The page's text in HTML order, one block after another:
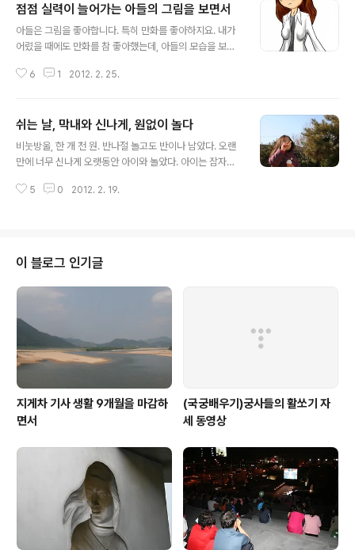
점점 실력이 늘어가는 아들의 그림을 보면서
아들은 그림을 좋아합니다. 특히 만화를 좋아하지요. 내가
어렸을 때에도 만화를 참 좋아했는데, 아들의 모습을 보면
학교 5학년 때 '어깨동무'나 '새친구' 또는 만화방의 단행본
금지시켰지요. 공부를 더 열심히 하라는 거였지요. 내가 너
무 순종적인 성격을 지녀서 그런지 좋아하는 것을 포기하
고 말았답니다. 그래서일까요. 나는 아버지처럼 하기 싫은
좋아하게 되었습니다. 물론 초등학교 때에도 방과후 학교
6 1 2012. 2. 25.
쉬는 날, 막내와 신나게, 원없이 놀다
비눗방울, 한 개 천 원. 반나절 놀고도 반이나 남았다. 오랜
만에 너무 신나게 오랫동안 아이와 놀았다. 아이는 잠자리
빠, 나, 아빠한테 비밀 이야기할 게 있는데, 뭐냐면, 나, 아빠
눗방울 속에는 무엇이 있을까 여섯 살 여자애가 후후 불어
낸 저 비눗방울 속에는 어떤 세상이 들어 있을까 까르르 방
울방울 바람 타고 마당을 누비는 아이의 손짓을 피해 잡기
놀이를 즐기는 비눗방울 속에는 장난꾸러기 아빠 맘이 들
어있을까 노란 잔디, 노란 햇살 아이의 웃음을 실은 대왕 방
울 그런..
5 0 2012. 2. 19.
이 블로그 인기글
지게차 기사 생활 9개월을 마감하
면서
(국궁배우기)궁사들의 활쏘기 자
세 동영상